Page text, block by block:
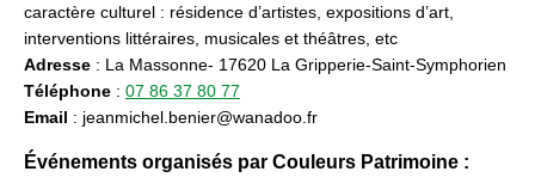
caractère culturel : résidence d’artistes, expositions d’art,
interventions littéraires, musicales et théâtres, etc
Adresse : La Massonne- 17620 La Gripperie-Saint-Symphorien
Téléphone : 07 86 37 80 77
Email : jeanmichel.benier@wanadoo.fr
Événements organisés par Couleurs Patrimoine :